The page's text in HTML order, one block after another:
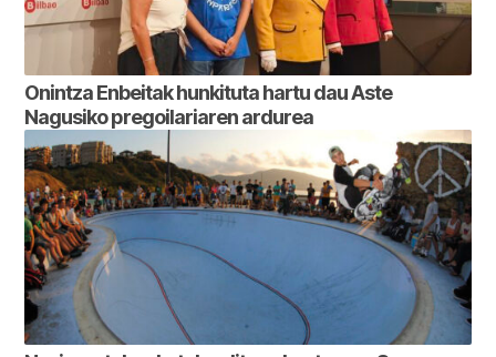
Onintza Enbeitak hunkituta hartu dau Aste
Nagusiko pregoilariaren ardurea